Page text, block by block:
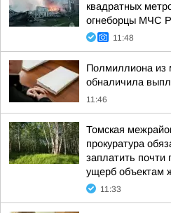
квадратных
огнеборцы МЧС
11:48
Полмиллиона из
обналичила
11:46
Томская
прокуратура
заплатить почти
ущерб объектам
11:33